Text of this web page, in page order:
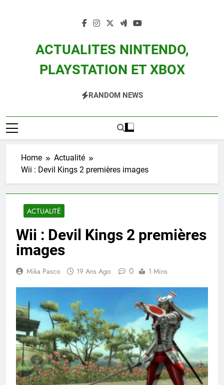
ACTUALITES NINTENDO,
PLAYSTATION ET XBOX
Zelda, Splatoon, Pokemon Entre Autres
RANDOM NEWS
Home
Actualité
Wii : Devil Kings 2 premières images
ACTUALITÉ
Wii : Devil Kings 2 premières
images
Mika Pasco 19 Ans Ago 0 1 Mins